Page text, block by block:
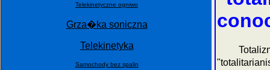
Telekinetyczne ogniwo
Grza�ka soniczna
Telekinetyka
Samochody bez spalin
Totalizm